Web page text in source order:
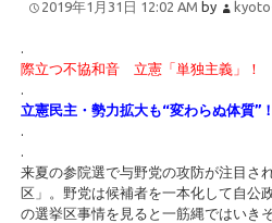
2019年1月31日 12:02 AM by
.
際立つ不協和音 立憲「単独主義」！
.
立憲民主・勢力拡大も“変わらぬ体質”！
.
.
来夏の参院選で与野党の攻防が注目さ
区」。野党は候補者を一本化して自公
の選挙区事情を見ると一筋縄ではいき